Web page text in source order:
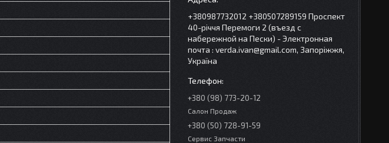
+380987732012 +380507289159 Проспект
40-рiччя Перемоги 2 (въезд с
набережной на Пески) - Электронная
почта : verda.ivan@gmail.com, Запоріжжя,
Україна
+380 (98) 773-20-12
Салон Продаж
+380 (50) 728-91-59
Сервис Запчасти